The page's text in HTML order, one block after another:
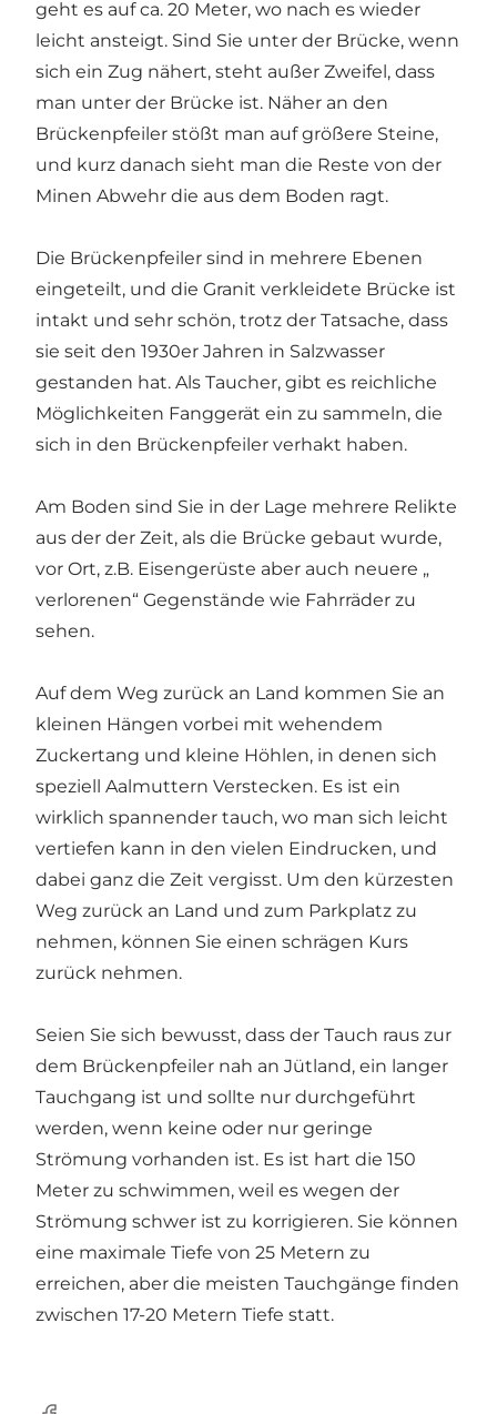
geht es auf ca. 20 Meter, wo nach es wieder
leicht ansteigt. Sind Sie unter der Brücke, wenn
sich ein Zug nähert, steht außer Zweifel, dass
man unter der Brücke ist. Näher an den
Brückenpfeiler stößt man auf größere Steine,
und kurz danach sieht man die Reste von der
Minen Abwehr die aus dem Boden ragt.
Die Brückenpfeiler sind in mehrere Ebenen
eingeteilt, und die Granit verkleidete Brücke ist
intakt und sehr schön, trotz der Tatsache, dass
sie seit den 1930er Jahren in Salzwasser
gestanden hat. Als Taucher, gibt es reichliche
Möglichkeiten Fanggerät ein zu sammeln, die
sich in den Brückenpfeiler verhakt haben.
Am Boden sind Sie in der Lage mehrere Relikte
aus der der Zeit, als die Brücke gebaut wurde,
vor Ort, z.B. Eisengerüste aber auch neuere „
verlorenen“ Gegenstände wie Fahrräder zu
sehen.
Auf dem Weg zurück an Land kommen Sie an
kleinen Hängen vorbei mit wehendem
Zuckertang und kleine Höhlen, in denen sich
speziell Aalmuttern Verstecken. Es ist ein
wirklich spannender tauch, wo man sich leicht
vertiefen kann in den vielen Eindrucken, und
dabei ganz die Zeit vergisst. Um den kürzesten
Weg zurück an Land und zum Parkplatz zu
nehmen, können Sie einen schrägen Kurs
zurück nehmen.
Seien Sie sich bewusst, dass der Tauch raus zur
dem Brückenpfeiler nah an Jütland, ein langer
Tauchgang ist und sollte nur durchgeführt
werden, wenn keine oder nur geringe
Strömung vorhanden ist. Es ist hart die 150
Meter zu schwimmen, weil es wegen der
Strömung schwer ist zu korrigieren. Sie können
eine maximale Tiefe von 25 Metern zu
erreichen, aber die meisten Tauchgänge finden
zwischen 17-20 Metern Tiefe statt.